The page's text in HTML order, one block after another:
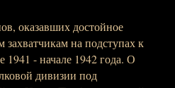
оказавших достойное
на подступах к
- начале 1942 года. О
дивизии под